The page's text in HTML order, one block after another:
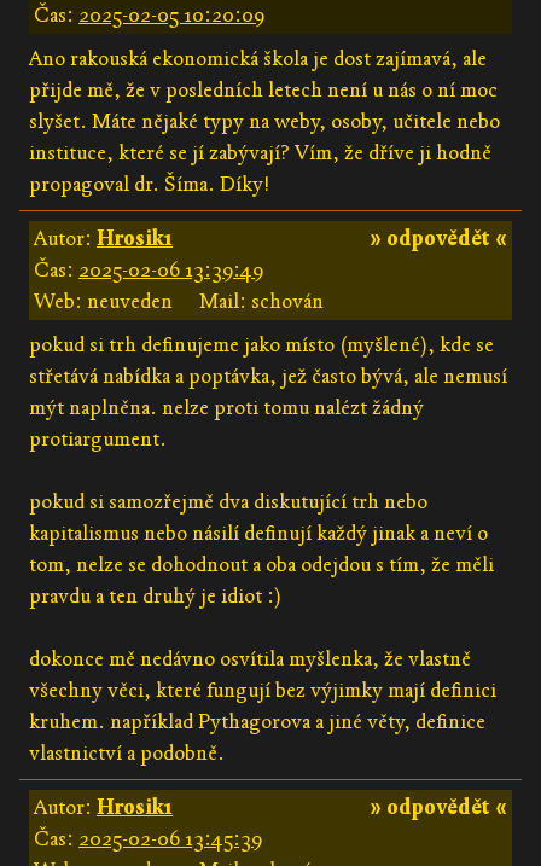
Čas: 2025-02-05 10:20:09
Ano rakouská ekonomická škola je dost zajímavá, ale
přijde mě, že v posledních letech není u nás o ní moc
slyšet. Máte nějaké typy na weby, osoby, učitele nebo
instituce, které se jí zabývají? Vím, že dříve ji hodně
propagoval dr. Šíma. Díky!
» odpovědět «
Autor: Hrosik1
Čas: 2025-02-06 13:39:49
Web: neuveden
Mail: schován
pokud si trh definujeme jako místo (myšlené), kde se
střetává nabídka a poptávka, jež často bývá, ale nemusí
mýt naplněna. nelze proti tomu nalézt žádný
protiargument.
pokud si samozřejmě dva diskutující trh nebo
kapitalismus nebo násilí definují každý jinak a neví o
tom, nelze se dohodnout a oba odejdou s tím, že měli
pravdu a ten druhý je idiot :)
dokonce mě nedávno osvítila myšlenka, že vlastně
všechny věci, které fungují bez výjimky mají definici
kruhem. například Pythagorova a jiné věty, definice
vlastnictví a podobně.
» odpovědět «
Autor: Hrosik1
Čas: 2025-02-06 13:45:39